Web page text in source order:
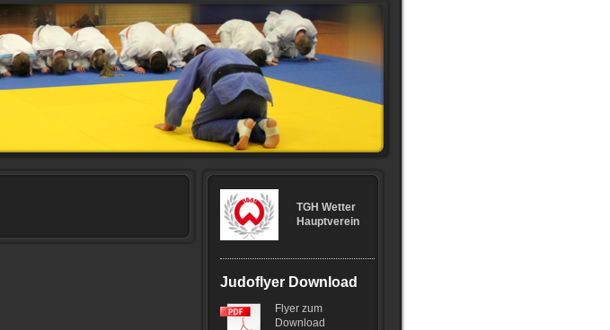
TGH Wetter
Hauptverein
Judoflyer Download
Flyer zum
Download